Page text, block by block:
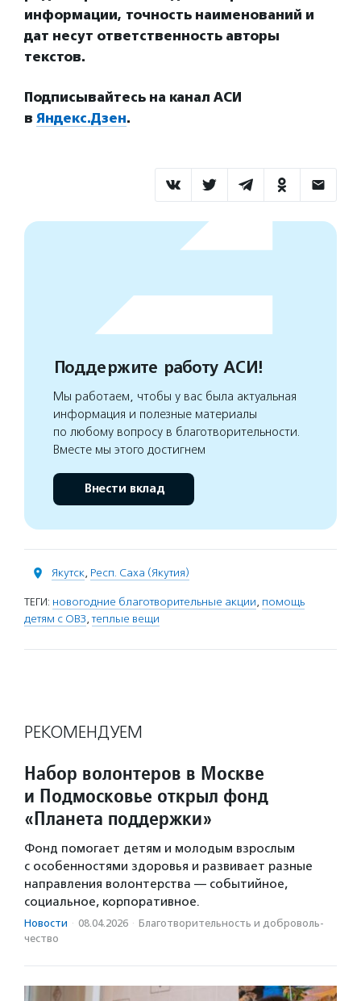
информации, точность наименований и
дат несут ответственность авторы
текстов.
Подписывайтесь на канал АСИ
в Яндекс.Дзен.
Поддержите работу АСИ!
Мы работаем, чтобы у вас была актуальная
информация и полезные материалы
по любому вопросу в благотворительности.
Вместе мы этого достигнем
Внести вклад
Якутск, Респ. Саха (Якутия)
ТЕГИ: новогодние благотворительные акции, помощь
детям с ОВЗ,теплые вещи
РЕКОМЕНДУЕМ
Набор волонтеров в Москве
и Подмосковье открыл фонд
«Планета поддержки»
Фонд помогает детям и молодым взрослым
с особенностями здоровья и развивает разные
направления волонтерства — событийное,
социальное, корпоративное.
Новости · 08.04.2026 · Благотвори­тель­ность и доброволь­
чест­во